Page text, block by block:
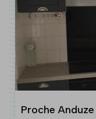
Proche Anduze